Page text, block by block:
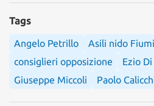
Tags
Angelo Petrillo Asili nido
consiglieri opposizione
Ezio
Giuseppe Miccoli
Paolo